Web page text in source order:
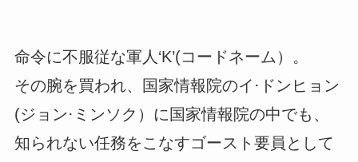
命令に不服従な軍人‘K’(コードネーム）。
その腕を買われ、国家情報院のイ·ドンヒョン
(ジョン·ミンソク）に国家情報院の中でも、
知られない任務をこなすゴースト要員として